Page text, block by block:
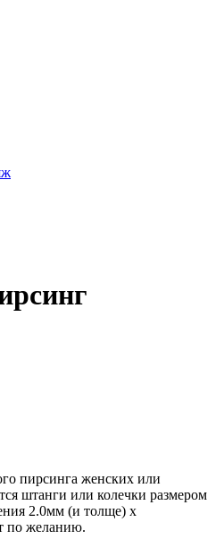
пирсинга женских или
штанги или колечки размером
2.0мм (и толще) х
по желанию.